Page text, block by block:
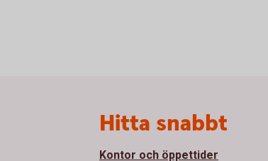
Hitta snabbt
Kontor och öppettider